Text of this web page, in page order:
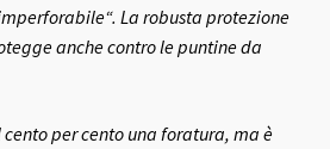
La robusta protezione
anche contro le puntine da
cento per cento una foratura, ma è